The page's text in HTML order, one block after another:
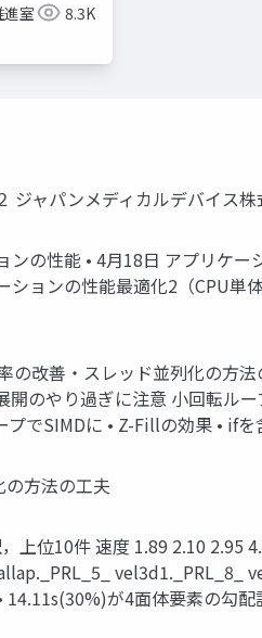
室 8.3K
ャパンメディカルデバイス
の性能 • 4⽉18⽇ アプリケ
ョンの性能最適化2（CPU
の改善・スレッド並列化の⽅
のやり過ぎに注意 ⼩回転ル
でSIMDに • Z-Fillの効果 • if
⽅法の⼯夫
位10件 速度 1.89 2.10 2.95
vel3d1._PRL_8_
が4面体要素の勾